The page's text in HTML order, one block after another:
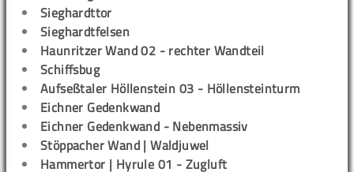
Sieghardttor
Sieghardtfelsen
Haunritzer Wand 02 - rechter Wandteil
Schiffsbug
Aufseßtaler Höllenstein 03 - Höllensteinturm
Eichner Gedenkwand
Eichner Gedenkwand - Nebenmassiv
Stöppacher Wand | Waldjuwel
Hammertor | Hyrule 01 - Zugluft